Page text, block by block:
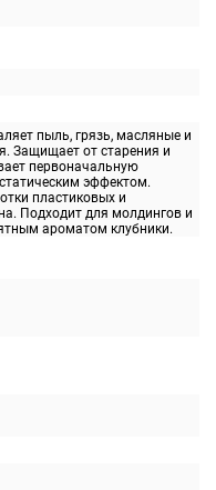
пыль, грязь, масляные и
Защищает от старения и
первоначальную
эффектом.
пластиковых и
Подходит для молдингов и
ароматом клубники.